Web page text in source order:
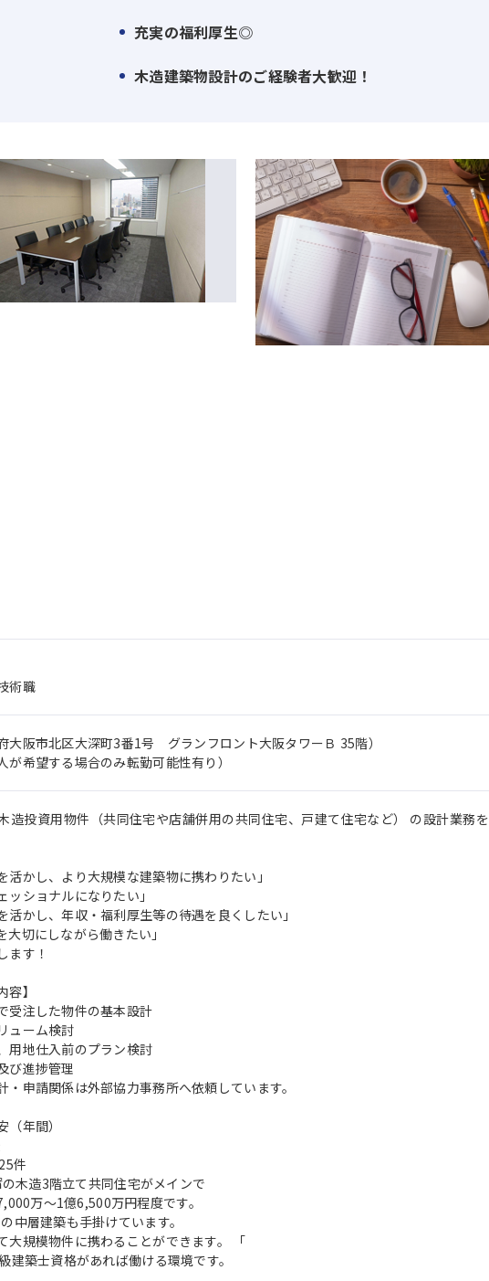
供することで、多くの方々から高い支持をいただいています。
からも新しい価値と未来を切り拓いてまいります。
」を指す、ホワイト企業に2022年から4年連続で認定。
を2年連続で取得しました！
方、健康経営、労働法順守 の4項目では満点を
充実の福利厚生◎
木造建築物設計のご経験者大歓迎！
術職
大阪市北区大深町3番1号 グランフロント大阪タワーＢ 35階）
希望する場合のみ転勤可能性有り）
造投資用物件（共同住宅や店舗併用の共同住宅、戸建て住宅など） の設計業務を
活かし、より大規模な建築物に携わりたい」
ッショナルになりたい」
活かし、年収・福利厚生等の待遇を良くしたい」
大切にしながら働きたい」
ます！
容】
受注した物件の基本設計
ューム検討
用地仕入前のプラン検討
び進捗管理
申請関係は外部協力事務所へ依頼しています。
年間）
件
木造3階立て共同住宅がメインで
万～1億6,500万円程度です。
中層建築も手掛けています。
大規模物件に携わることができます。 「
築士資格があれば働ける環境です。